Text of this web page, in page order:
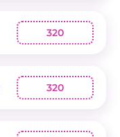
320
320